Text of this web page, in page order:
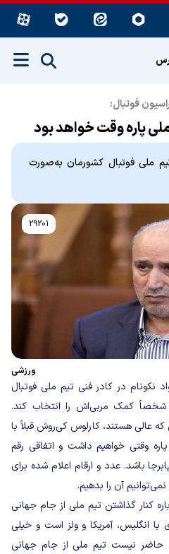
فوتبال:
ملی پاره وقت خواهد بود
ملی فوتبال کشورمان به‌صورت
29201
ورزشی
در کادر فنی تیم ملی فوتبال
شخصاً کمک مربی‌اش را انتخاب کند.
عالی هستند، کارلوس کی‌روش قبلاً با
وقتی خواهیم داشت و اتفاقی رقم
باشد. عدد و ارقام اعلام شده برای
آن را بدهیم.
کنار گذاشتن تیم ملی از جام جهانی
انگلیس، آمریکا و ولز است و خیلی
حاضر نیست تیم ملی از جام جهانی